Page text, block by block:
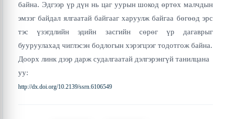
байна. Эдгээр үр дүн нь цаг уурын шокод өртөх малчдын
эмзэг байдал ялгаатай байгааг харуулж байгаа бөгөөд эрс
тэс үзэгдлийн эдийн засгийн сөрөг үр дагаврыг
бууруулахад чиглэсэн бодлогын хэрэгцээг тодотгож байна.
Доорх линк дээр дарж судалгаатай дэлгэрэнгүй танилцана
уу:
http://dx.doi.org/10.2139/ssrn.6106549